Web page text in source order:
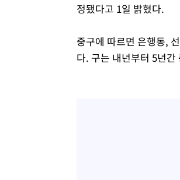
정됐다고 1일 밝혔다.
중구에 따르면 은행동,
다. 구는 내년부터 5년